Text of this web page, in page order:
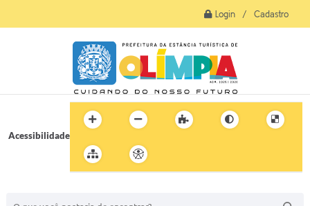
Login / Cadastro
Acessibilidade